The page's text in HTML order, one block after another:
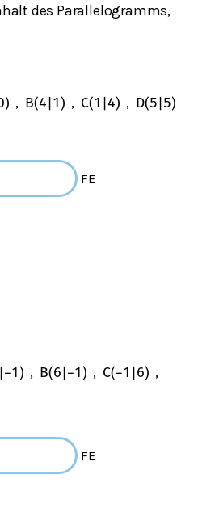
des Parallelogramms,
) , B(4 1 ) , C(1 4) , D(5 5)
FE
−1 ) , B(6 −1 ) , C(−1 6) ,
FE